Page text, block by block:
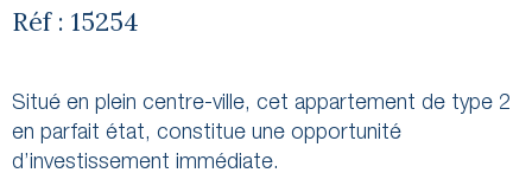
Réf : 15254
Situé en plein centre-ville, cet appartement de type 2
en parfait état, constitue une opportunité
d’investissement immédiate.